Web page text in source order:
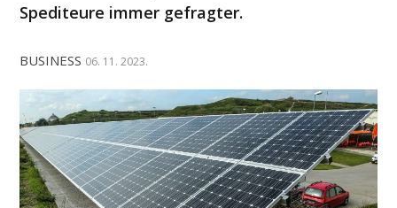
Spediteure immer gefragter.
BUSINESS 06. 11. 2023.